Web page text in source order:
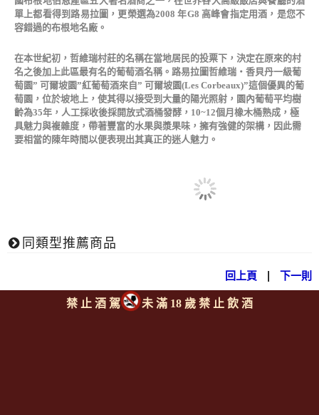
單上都看得到路易拉圖，更榮選為2008 年G8 高峰會指定用酒，是您不
容錯過的布根地名廠。
在本世紀初，哲維瑞村莊的名稱在當地居民的投票下，決定在原來的村
名之後加上此區最有名的葡萄酒名稱。路易拉圖哲維瑞‧香貝丹一級葡
萄園” 可爾坡園”紅葡萄酒來自” 可爾坡園(Les Corbeaux)”這個優異的葡
萄園，位於坡地上，使其得以接受到大量的陽光照射，園內葡萄平均樹
齡為35年，人工採收後採開放式酒桶發酵，10~12個月橡木桶熟成，極
具魅力與複雜度，帶著豐富的水果與漿果味，擁有強健的架構，因此需
要相當的陳年時間以便表現出其真正的迷人魅力。
同類型推薦商品
回上頁 | 下一則
禁 止 酒 駕 未 滿 18 歲 禁 止 飲 酒